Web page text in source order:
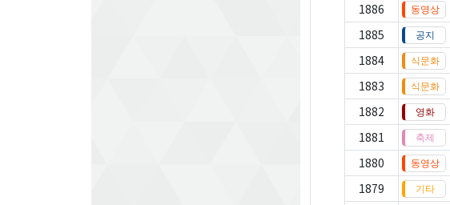
1886
1885
1884
1883
1882
1881
1880
1879